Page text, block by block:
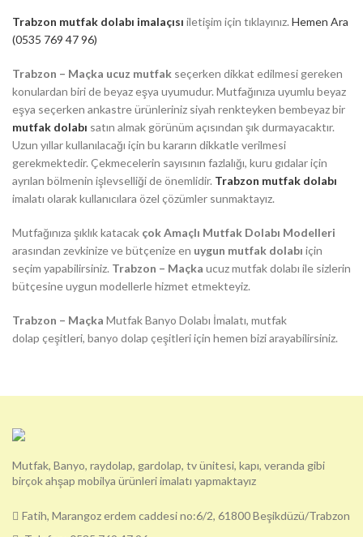
Trabzon mutfak dolabı imalaçısı iletişim için tıklayınız. Hemen Ara
(0535 769 47 96)
Trabzon – Maçka ucuz mutfak seçerken dikkat edilmesi gereken
konulardan biri de beyaz eşya uyumudur. Mutfağınıza uyumlu beyaz
eşya seçerken ankastre ürünleriniz siyah renkteyken bembeyaz bir
mutfak dolabı satın almak görünüm açısından şık durmayacaktır.
Uzun yıllar kullanılacağı için bu kararın dikkatle verilmesi
gerekmektedir. Çekmecelerin sayısının fazlalığı, kuru gıdalar için
ayrılan bölmenin işlevselliği de önemlidir. Trabzon mutfak dolabı
imalatı olarak kullanıcılara özel çözümler sunmaktayız.
Mutfağınıza şıklık katacak çok Amaçlı Mutfak Dolabı Modelleri
arasından zevkinize ve bütçenize en uygun mutfak dolabı için
seçim yapabilirsiniz. Trabzon – Maçka ucuz mutfak dolabı ile sizlerin
bütçesine uygun modellerle hizmet etmekteyiz.
Trabzon – Maçka Mutfak Banyo Dolabı İmalatı, mutfak
dolap çeşitleri, banyo dolap çeşitleri için hemen bizi arayabilirsiniz.
Mutfak, Banyo, raydolap, gardolap, tv ünitesi, kapı, veranda gibi
birçok ahşap mobilya ürünleri imalatı yapmaktayız
Fatih, Marangoz erdem caddesi no:6/2, 61800 Beşikdüzü/Trabzon